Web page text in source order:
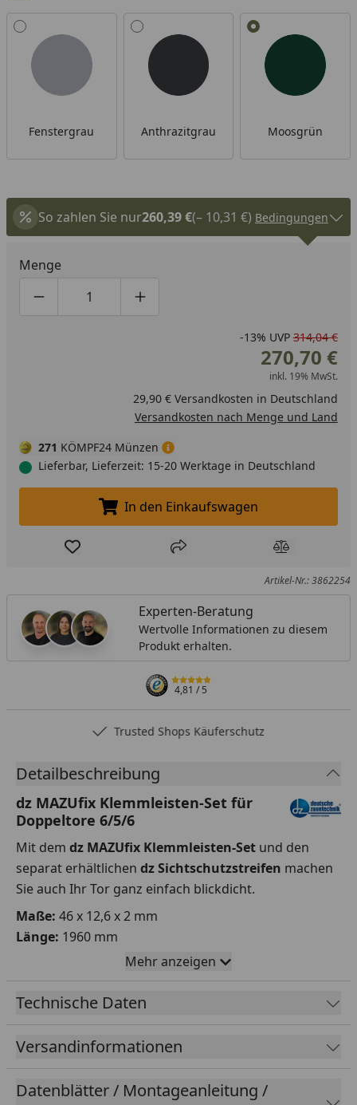
Alle anzeigen (3)
Fenstergrau Anthrazitgrau Moosgrün
So zahlen Sie nur260,39 €(– 10,31 €) Bedingungen
Menge
Produktmenge um eins verringern
Produktmenge manuell eingeben
Produktmenge um eins erhöhen
-13% UVP 314,04 €
270,70 €
inkl. 19% MwSt.
29,90 € Versandkosten in Deutschland
Versandkosten nach Menge und Land
271 KÖMPF24 Münzen
Lieferbar, Lieferzeit: 15-20 Werktage in Deutschland
In den Einkaufswagen legen
In den Einkaufswagen
Produkt zur Wunschliste hinzufügen
Teilen Produkt
Artikel-Nr.: 3862254
Experten-Beratung
Wertvolle Informationen zu diesem
Produkt erhalten.
4,81/ 5
Trusted Shops Käuferschutz
Detailbeschreibung
dz MAZUfix Klemmleisten-Set für
Doppeltore 6/5/6
Mit dem dz MAZUfix Klemmleisten-Set und den
separat erhältlichen dz Sichtschutzstreifen machen
Sie auch Ihr Tor ganz einfach blickdicht.
Maße: 46 x 12,6 x 2 mm
Länge: 1960 mm
Doppeltor 6/5/
Farben:Fenstergrau, Anthrazitgrau, Moosgrün
Set-Inhalt:8x Klemmleiste, 28x Klemmbock
Mehr anzeigen
Technische Daten
Versandinformationen
Datenblätter / Montageanleitung /